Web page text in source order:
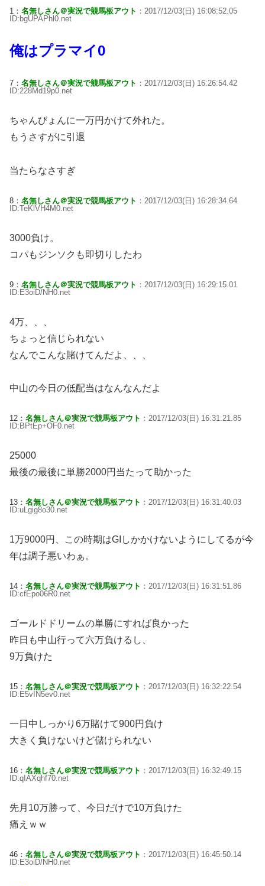
1： 名無しさん＠実況で競馬板アウト ：2017/12/03(日) 16:08:52.05
ID:bgUPAPhl0.net
俺はプラマイ0
7： 名無しさん＠実況で競馬板アウト ：2017/12/03(日) 16:26:54.42
ID:228Md19p0.net
ちゃんびょんに一万円かけて外れた。
もうさすがに引退
当たらなさすぎ
8： 名無しさん＠実況で競馬板アウト ：2017/12/03(日) 16:28:34.64
ID:TeKlVH4M0.net
3000負け。
コパもジンソクも即切りしたわ
9： 名無しさん＠実況で競馬板アウト ：2017/12/03(日) 16:29:15.01
ID:E3oiD/NH0.net
4万、、、
ちょっと信じられない
なんでこんな賭けてんだよ、、、
中山の今日の低配当はなんなんだよ
12： 名無しさん＠実況で競馬板アウト ：2017/12/03(日) 16:31:21.85
ID:BPtEp+OF0.net
25000
最後の最後に単勝2000円当たって助かった
13： 名無しさん＠実況で競馬板アウト ：2017/12/03(日) 16:31:40.03
ID:uLgig8o30.net
1万9000円、この時期はGIしかかけないようにしてるが今
年は調子悪いわぁ。
14： 名無しさん＠実況で競馬板アウト ：2017/12/03(日) 16:31:51.86
ID:cfEpo06R0.net
ゴールドドリームの単勝にすれば良かった
昨日も中山行って六万負けるし、
9万負けた
15： 名無しさん＠実況で競馬板アウト ：2017/12/03(日) 16:32:22.54
ID:E5vIN5ev0.net
一日中しっかり6万賭けて900円負け
大きく負けないけど儲けられない
16： 名無しさん＠実況で競馬板アウト ：2017/12/03(日) 16:32:49.15
ID:qIAXqhf70.net
先月10万勝って、今日だけで10万負けた
痛えｗｗ
46： 名無しさん＠実況で競馬板アウト ：2017/12/03(日) 16:45:50.14
ID:E3oiD/NH0.net